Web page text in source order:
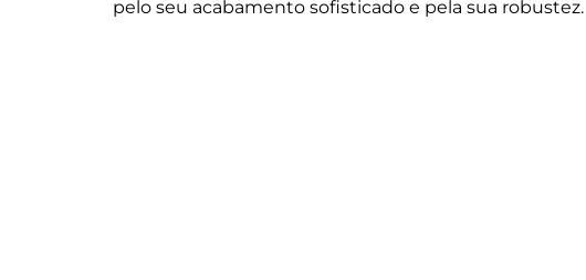
pelo seu acabamento sofisticado e pela sua robustez.